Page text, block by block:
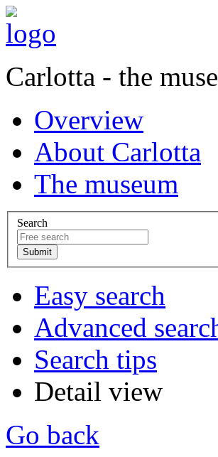
Carlotta - the
Overview
About Carlotta
The museum
Search
Easy search
Advanced
Search tips
Detail view
Go back